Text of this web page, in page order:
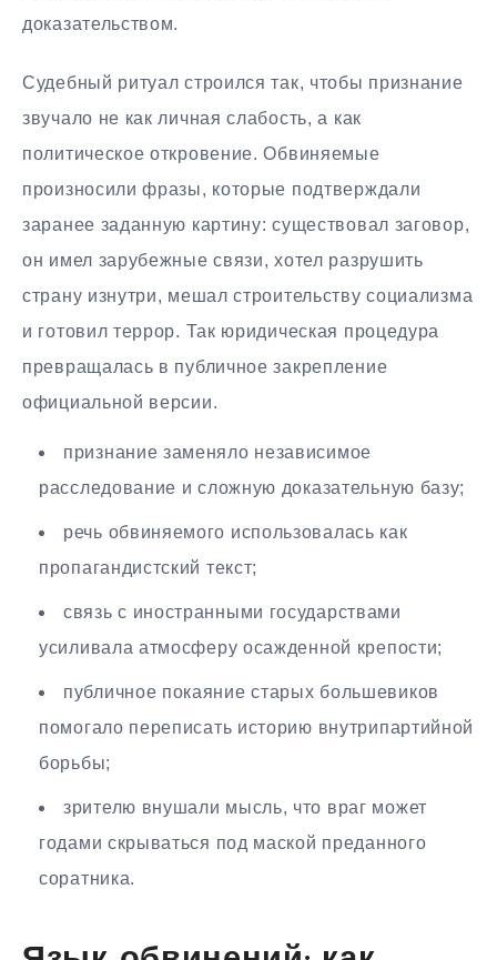
доказательством.
Судебный ритуал строился так, чтобы признание
звучало не как личная слабость, а как
политическое откровение. Обвиняемые
произносили фразы, которые подтверждали
заранее заданную картину: существовал заговор,
он имел зарубежные связи, хотел разрушить
страну изнутри, мешал строительству социализма
и готовил террор. Так юридическая процедура
превращалась в публичное закрепление
официальной версии.
признание заменяло независимое
расследование и сложную доказательную базу;
речь обвиняемого использовалась как
пропагандистский текст;
связь с иностранными государствами
усиливала атмосферу осажденной крепости;
публичное покаяние старых большевиков
помогало переписать историю внутрипартийной
борьбы;
зрителю внушали мысль, что враг может
годами скрываться под маской преданного
соратника.